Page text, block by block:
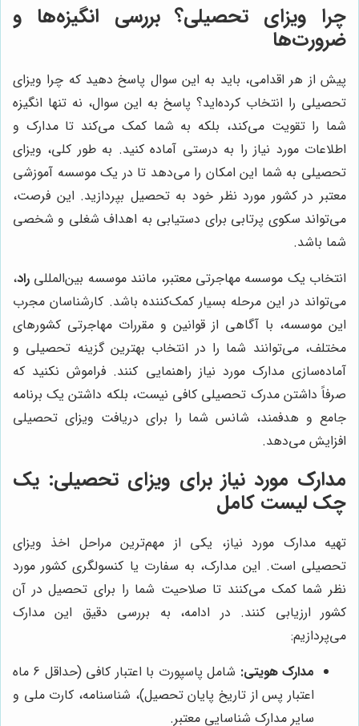
چرا ویزای تحصیلی؟ بررسی انگیزه‌ها و
ضرورت‌ها
پیش از هر اقدامی، باید به این سوال پاسخ دهید که چرا ویزای
تحصیلی را انتخاب کرده‌اید؟ پاسخ به این سوال، نه تنها انگیزه
شما را تقویت می‌کند، بلکه به شما کمک می‌کند تا مدارک و
اطلاعات مورد نیاز را به درستی آماده کنید. به طور کلی، ویزای
تحصیلی به شما این امکان را می‌دهد تا در یک موسسه آموزشی
معتبر در کشور مورد نظر خود به تحصیل بپردازید. این فرصت،
می‌تواند سکوی پرتابی برای دستیابی به اهداف شغلی و شخصی
شما باشد.
انتخاب یک موسسه مهاجرتی معتبر، مانند موسسه بین‌المللی راد،
می‌تواند در این مرحله بسیار کمک‌کننده باشد. کارشناسان مجرب
این موسسه، با آگاهی از قوانین و مقررات مهاجرتی کشورهای
مختلف، می‌توانند شما را در انتخاب بهترین گزینه تحصیلی و
آماده‌سازی مدارک مورد نیاز راهنمایی کنند. فراموش نکنید که
صرفاً داشتن مدرک تحصیلی کافی نیست، بلکه داشتن یک برنامه
جامع و هدفمند، شانس شما را برای دریافت ویزای تحصیلی
افزایش می‌دهد.
مدارک مورد نیاز برای ویزای تحصیلی: یک
چک لیست کامل
تهیه مدارک مورد نیاز، یکی از مهم‌ترین مراحل اخذ ویزای
تحصیلی است. این مدارک، به سفارت یا کنسولگری کشور مورد
نظر شما کمک می‌کنند تا صلاحیت شما را برای تحصیل در آن
کشور ارزیابی کنند. در ادامه، به بررسی دقیق این مدارک
می‌پردازیم:
مدارک هویتی:
شامل پاسپورت با اعتبار کافی (حداقل 6 ماه
اعتبار پس از تاریخ پایان تحصیل)، شناسنامه، کارت ملی و
سایر مدارک شناسایی معتبر.